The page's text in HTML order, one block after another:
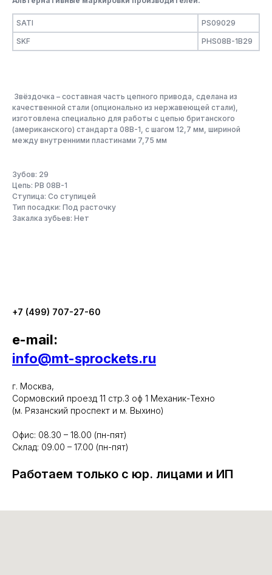
SATI
PS09029
SKF
PHS08B-1B29
Звёздочка – составная часть цепного привода, сделана из
качественной стали (опционально из нержавеющей стали),
изготовлена специально для работы с цепью британского
(американского) стандарта 08B-1, с шагом 12,7 мм, шириной
между внутренними пластинами 7,75 мм
Зубов: 29
Цепь: PB 08B-1
Ступица: Со ступицей
Тип посадки: Под расточку
Закалка зубьев: Нет
+7 (499) 707-27-60
e-mail:
info@mt-sprockets.ru
г. Москва,
Сормовский проезд 11 стр.3 оф 1 Механик-Техно
(м. Рязанский проспект и м. Выхино)
Офис: 08.30 – 18.00 (пн-пят)
Склад: 09.00 – 17.00 (пн-пят)
Работаем только с юр. лицами и ИП